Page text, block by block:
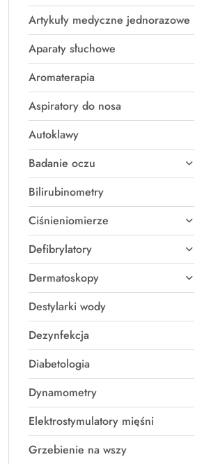
Artykuły medyczne jednorazowe
Aparaty słuchowe
Aromaterapia
Aspiratory do nosa
Autoklawy
Badanie oczu
Bilirubinometry
Ciśnieniomierze
Defibrylatory
Dermatoskopy
Destylarki wody
Dezynfekcja
Diabetologia
Dynamometry
Elektrostymulatory mięśni
Grzebienie na wszy